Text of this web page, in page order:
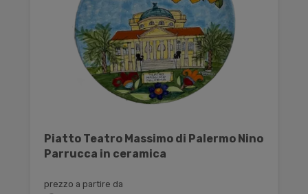
Piatto Teatro Massimo di Palermo Nino
Parrucca in ceramica
prezzo a partire da